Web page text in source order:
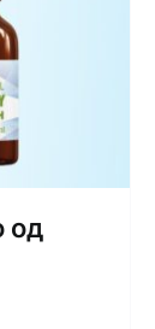
од